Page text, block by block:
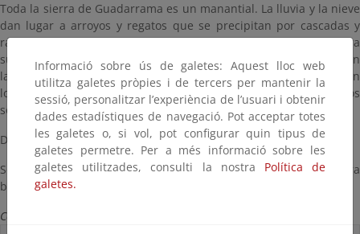
Toda la sierra de Guadarrama es un manantial. La lluvia y la nieve
dan lugar a arroyos y regatos que se precipitan por cascadas y
rápidos. Al paso del agua, junto a fuentes y manantiales, la sierra
suena. Cantan y reclaman los pájaros forestales, ladran y maúllan
las rapaces diurnas, ululan los búhos, braman los corzos, croan
los anfibios; no hay palabras suficientes para enumerar todos los
sonidos de los insectos.
Donde hay agua hay pasto. Por toda la sierra tintinea el ganado.
Sólo en pleno invierno, detenida por el frío, el agua de la sierra
brilla pero no suena.
Carlos de Hita
Informació sobre ús de galetes: Aquest lloc web
utilitza galetes pròpies i de tercers per mantenir la
sessió, personalitzar l’experiència de l’usuari i obtenir
dades estadístiques de navegació. Pot acceptar totes
les galetes o, si vol, pot configurar quin tipus de
galetes permetre. Per a més informació sobre les
galetes utilitzades, consulti la nostra Política de
galetes.